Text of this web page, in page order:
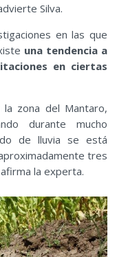
Silva.
en las que
una tendencia a
en ciertas
zona del Mantaro,
durante mucho
de lluvia se está
tres
la experta.